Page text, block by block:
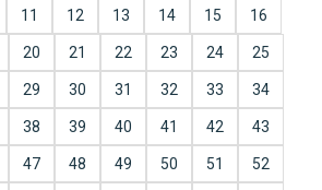
11 12 13 14 15 16
20 21 22 23 24 25
29 30 31 32 33 34
38 39 40 41 42 43
47 48 49 50 51 52